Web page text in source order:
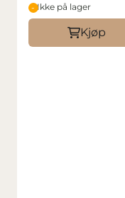
Ikke på lager
Kjøp